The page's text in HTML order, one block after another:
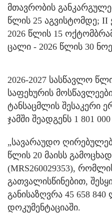
მთავრობის
წლის 25 აგვისტომდე; II
2026 წლის 15
ცალი - 2026 წლის 30
2026-2027 სასწავლო
საფეხურის
ტანსაცმლის შესაკერი
ჯამში შეადგენს 1 801
„სავარაუდო
წლის 20 მაისს
(MRS260029353),
გათვალისწინებით,
განისაზღვრა 45 658
დოკუმენტაციაში.